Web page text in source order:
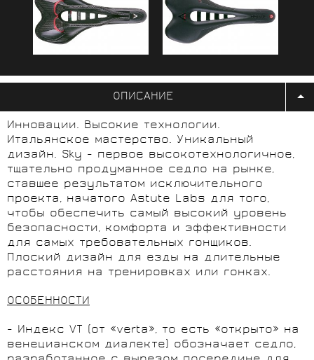
ОПИСАНИЕ
Инновации. Высокие технологии.
Итальянское мастерство. Уникальный
дизайн. Sky - первое высокотехнологичное,
тщательно продуманное седло на рынке,
ставшее результатом исключительного
проекта, начатого Astute Labs для того,
чтобы обеспечить самый высокий уровень
безопасности, комфорта и эффективности
для самых требовательных гонщиков.
Плоский дизайн для езды на длительные
расстояния на тренировках или гонках.
ОСОБЕННОСТИ
- Индекс VT (от «verta», то есть «открыто» на
венецианском диалекте) обозначает седло,